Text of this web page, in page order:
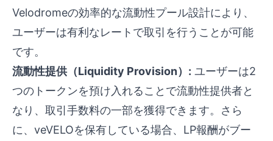
Velodromeの効率的な流動性プール設計により、
ユーザーは有利なレートで取引を行うことが可能
です。
流動性提供（Liquidity Provision）: ユーザーは2
つのトークンを預け入れることで流動性提供者と
なり、取引手数料の一部を獲得できます。さら
に、veVELOを保有している場合、LP報酬がブー